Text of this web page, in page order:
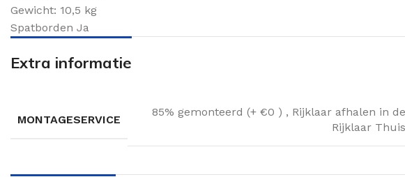
Gewicht: 10,5 kg
Spatborden Ja
Extra informatie
MONTAGESERVICE
85% gemonteerd (+ €0 ) , Rijklaar afhalen in
Rijklaar